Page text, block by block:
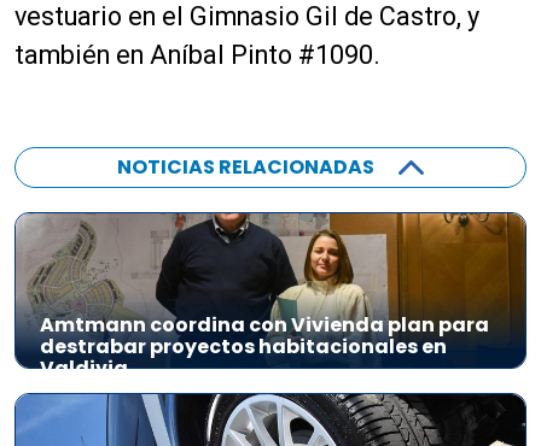
vestuario en el Gimnasio Gil de Castro, y
también en Aníbal Pinto #1090.
NOTICIAS RELACIONADAS
Amtmann coordina con Vivienda plan para
destrabar proyectos habitacionales en
Valdivia